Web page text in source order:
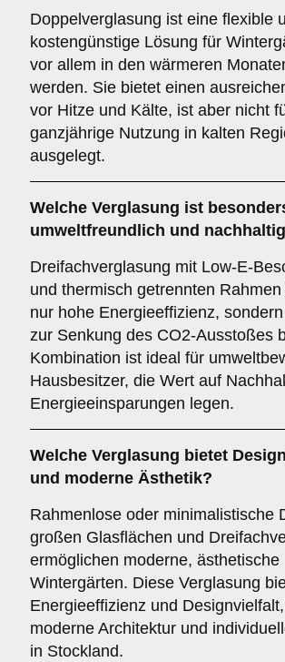
Doppelverglasung ist eine flexible
kostengünstige Lösung für
vor allem in den wärmeren
werden. Sie bietet einen
vor Hitze und Kälte, ist aber nicht
ganzjährige Nutzung in kalten
ausgelegt.
Welche Verglasung ist
umweltfreundlich und
Dreifachverglasung mit Low-E-
und thermisch getrennten
nur hohe Energieeffizienz,
zur Senkung des CO2-Ausstoßes
Kombination ist ideal für
Hausbesitzer, die Wert auf
Energieeinsparungen legen.
Welche Verglasung bietet
und moderne Ästhetik?
Rahmenlose oder minimalistische
großen Glasflächen und
ermöglichen moderne, ästhetische
Wintergärten. Diese Verglasung
Energieeffizienz und
moderne Architektur und
in Stockland.